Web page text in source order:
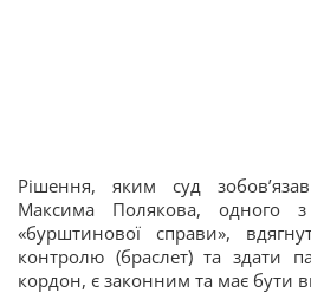
Рішення, яким суд
Максима Полякова, одного з
«бурштинової справи»,
контролю (браслет) та здати
кордон, є законним та має бути